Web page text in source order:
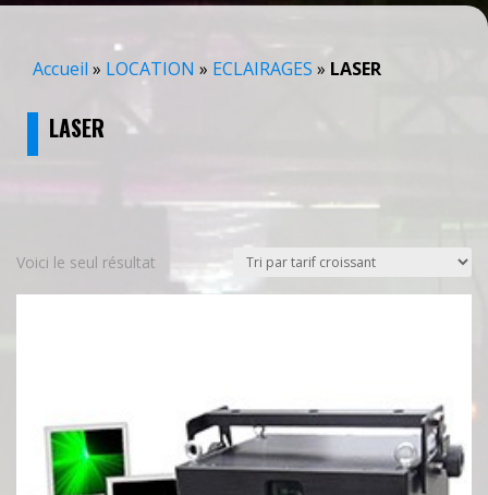
Accueil » LOCATION » ECLAIRAGES » LASER
LASER
Voici le seul résultat